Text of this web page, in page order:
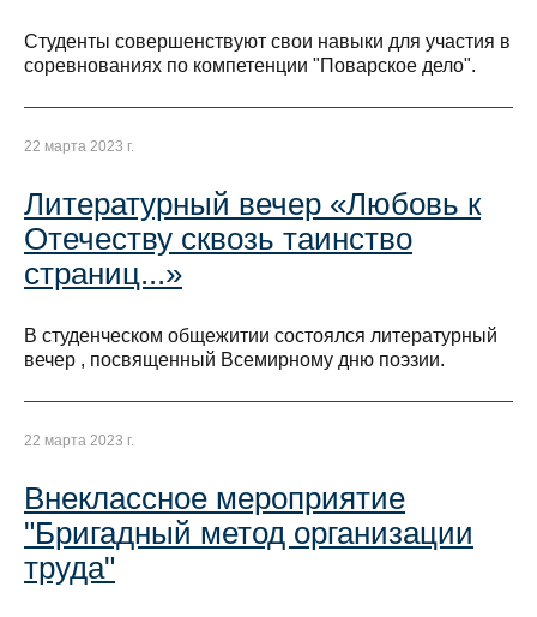
Студенты совершенствуют свои навыки для участия в
соревнованиях по компетенции "Поварское дело".
22 марта 2023 г.
Литературный вечер «Любовь к
Отечеству сквозь таинство
страниц...»
В студенческом общежитии состоялся литературный
вечер , посвященный Всемирному дню поэзии.
22 марта 2023 г.
Внеклассное мероприятие
"Бригадный метод организации
труда"